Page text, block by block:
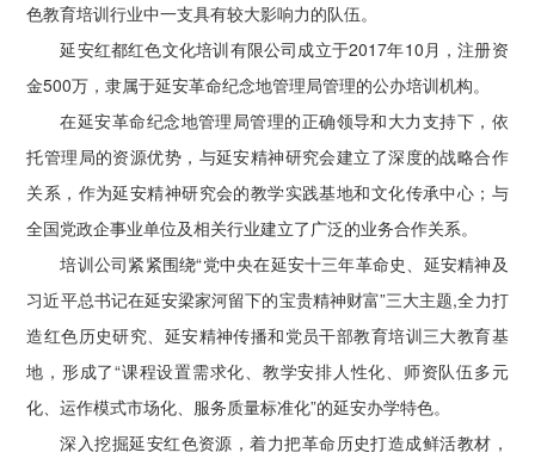
色教育培训行业中一支具有较大影响力的队伍。
延安红都红色文化培训有限公司成立于2017年10月，注册资
金500万，隶属于延安革命纪念地管理局管理的公办培训机构。
在延安革命纪念地管理局管理的正确领导和大力支持下，依
托管理局的资源优势，与延安精神研究会建立了深度的战略合作
关系，作为延安精神研究会的教学实践基地和文化传承中心；与
全国党政企事业单位及相关行业建立了广泛的业务合作关系。
培训公司紧紧围绕“党中央在延安十三年革命史、延安精神及
习近平总书记在延安梁家河留下的宝贵精神财富”三大主题,全力打
造红色历史研究、延安精神传播和党员干部教育培训三大教育基
地，形成了“课程设置需求化、教学安排人性化、师资队伍多元
化、运作模式市场化、服务质量标准化”的延安办学特色。
深入挖掘延安红色资源，着力把革命历史打造成鲜活教材，